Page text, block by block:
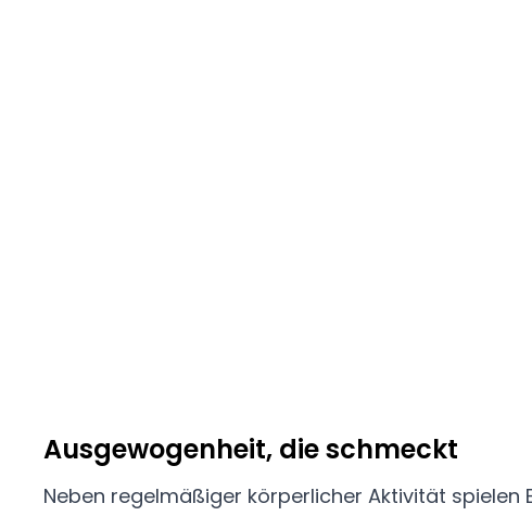
Ausgewogenheit, die schmeckt
Neben regelmäßiger körperlicher Aktivität spielen